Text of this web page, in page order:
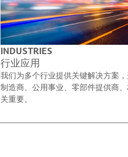
INDUSTRIES
行业应用
我们为多个行业提供关键解决方案
制造商、公用事业、零部件提供商
关重要。